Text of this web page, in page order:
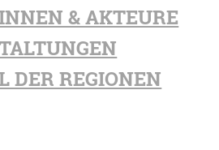
& AKTEURE
DER REGIONEN